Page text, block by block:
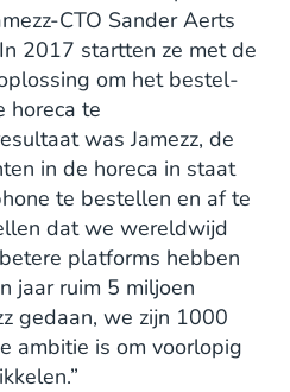
CTO Sander Aerts
2017 startten ze met de
om het bestel-
horeca te
was Jamezz, de
in de horeca in staat
te bestellen en af te
dat we wereldwijd
platforms hebben
jaar ruim 5 miljoen
gedaan, we zijn 1000
ambitie is om voorlopig